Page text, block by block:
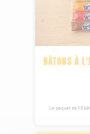
BÂTONS À
Le paquet de 10